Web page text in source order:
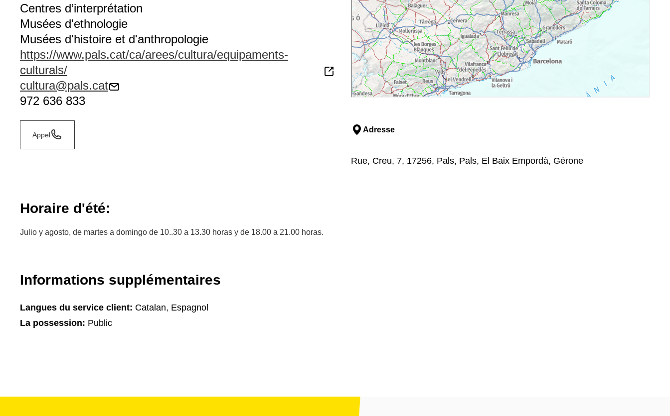
Centres d’interprétation
Musées d'ethnologie
Musées d'histoire et d'anthropologie
https://www.pals.cat/ca/arees/cultura/equipaments-
culturals/
cultura@pals.cat
972 636 833
Appel
Adresse
Rue, Creu, 7, 17256, Pals, Pals, El Baix Empordà, Gérone
Horaire d'été:
Julio y agosto, de martes a domingo de 10..30 a 13.30 horas y de 18.00 a 21.00 horas.
Informations supplémentaires
Langues du service client: Catalan, Espagnol
La possession: Public